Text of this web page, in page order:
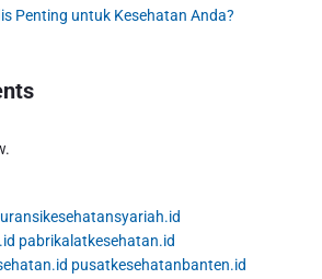
Penting untuk Kesehatan Anda?
pabrikalatkesehatan.id
pusatkesehatanbanten.id